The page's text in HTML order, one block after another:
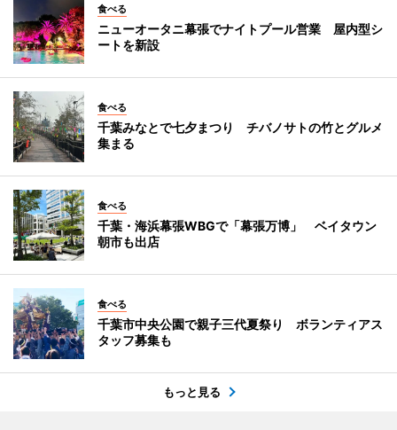
食べる
ニューオータニ幕張でナイトプール営業 屋内型シ
ートを新設
食べる
千葉みなとで七夕まつり チバノサトの竹とグルメ
集まる
食べる
千葉・海浜幕張WBGで「幕張万博」 ベイタウン
朝市も出店
食べる
千葉市中央公園で親子三代夏祭り ボランティアス
タッフ募集も
もっと見る